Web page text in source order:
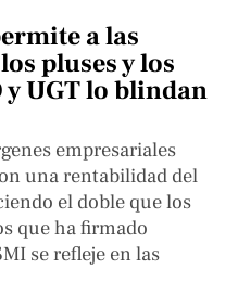
a las
pluses y los
y UGT lo blindan
empresariales
una rentabilidad del
el doble que los
que ha firmado
se refleje en las